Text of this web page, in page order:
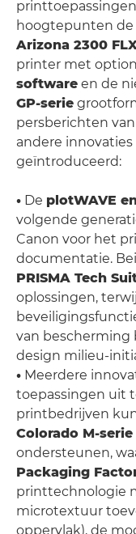
hoogtepunten
Arizona 2300
printer met
software en de
GP-serie
persberichten van
andere
geïntroduceerd:
• De plotWAVE
volgende
Canon voor het
documentatie.
PRISMA Tech
oplossingen,
van bescherming
design milieu-
• Meerdere
toepassingen uit
printbedrijven
Colorado M-serie
ondersteunen,
Packaging
printtechnologie
microtextuur
oppervlak), de